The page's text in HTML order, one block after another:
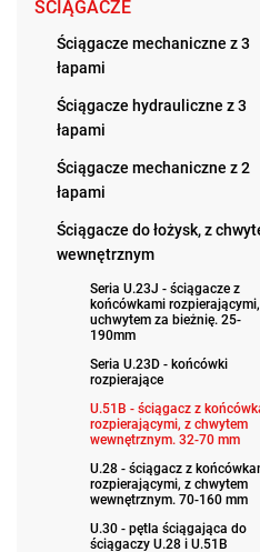
ŚCIĄGACZE
Ściągacze mechaniczne z 3
łapami
Ściągacze hydrauliczne z 3
łapami
Ściągacze mechaniczne z 2
łapami
Ściągacze do łożysk, z
wewnętrznym
Seria U.23J - ściągacze z
końcówkami
uchwytem za bieżnię. 25-
190mm
Seria U.23D - końcówki
rozpierające
U.51B - ściągacz z
rozpierającymi, z chwytem
wewnętrznym. 32-70 mm
U.28 - ściągacz z
rozpierającymi, z chwytem
wewnętrznym. 70-160 mm
U.30 - pętla ściągająca do
ściągaczy U.28 i U.51B